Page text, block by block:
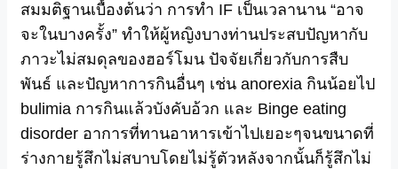
สมมติฐานเบื้องต้นว่า การทำ IF เป็นเวลานาน “อาจ
จะในบางครั้ง” ทำให้ผู้หญิงบางท่านประสบปัญหากับ
ภาวะไม่สมดุลของฮอร์โมน ปัจจัยเกี่ยวกับการสืบ
พันธ์ และปัญหาการกินอื่นๆ เช่น anorexia กินน้อยไป
bulimia การกินแล้วบังคับอ้วก และ Binge eating
disorder อาการที่ทานอาหารเข้าไปเยอะๆจนขนาดที่
ร่างกายรู้สึกไม่สบาบโดยไม่รู้ตัวหลังจากนั้นก็รู้สึกไม่